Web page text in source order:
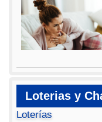
Loterias y
Loterías